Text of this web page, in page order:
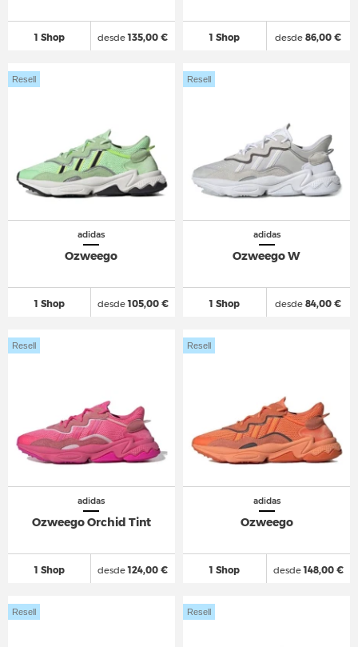
1 Shop desde135,00 € 1 Shop desde 86,00 €
adidas
Ozweego
1 Shop
Resell
desde105,00 €
adidas
Ozweego W
1 Shop
Resell
desde 84,00 €
adidas
Ozweego Orchid Tint
1 Shop
Resell
desde124,00 €
adidas
Ozweego
1 Shop
Resell
desde148,00 €
Resell Resell